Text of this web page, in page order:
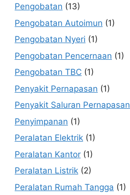
Pengobatan (13)
Pengobatan Autoimun (1)
Pengobatan Nyeri (1)
Pengobatan Pencernaan (1)
Pengobatan TBC (1)
Penyakit Pernapasan (1)
Penyakit Saluran Pernapasan
Penyimpanan (1)
Peralatan Elektrik (1)
Peralatan Kantor (1)
Peralatan Listrik (2)
Peralatan Rumah Tangga (1)